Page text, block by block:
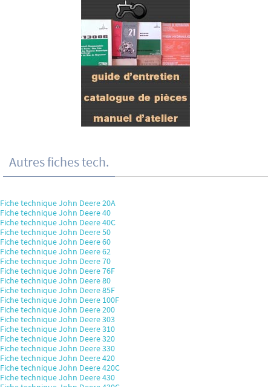
Autres fiches tech.
Fiche technique John Deere 20A
Fiche technique John Deere 40
Fiche technique John Deere 40C
Fiche technique John Deere 50
Fiche technique John Deere 60
Fiche technique John Deere 62
Fiche technique John Deere 70
Fiche technique John Deere 76F
Fiche technique John Deere 80
Fiche technique John Deere 85F
Fiche technique John Deere 100F
Fiche technique John Deere 200
Fiche technique John Deere 303
Fiche technique John Deere 310
Fiche technique John Deere 320
Fiche technique John Deere 330
Fiche technique John Deere 420
Fiche technique John Deere 420C
Fiche technique John Deere 430